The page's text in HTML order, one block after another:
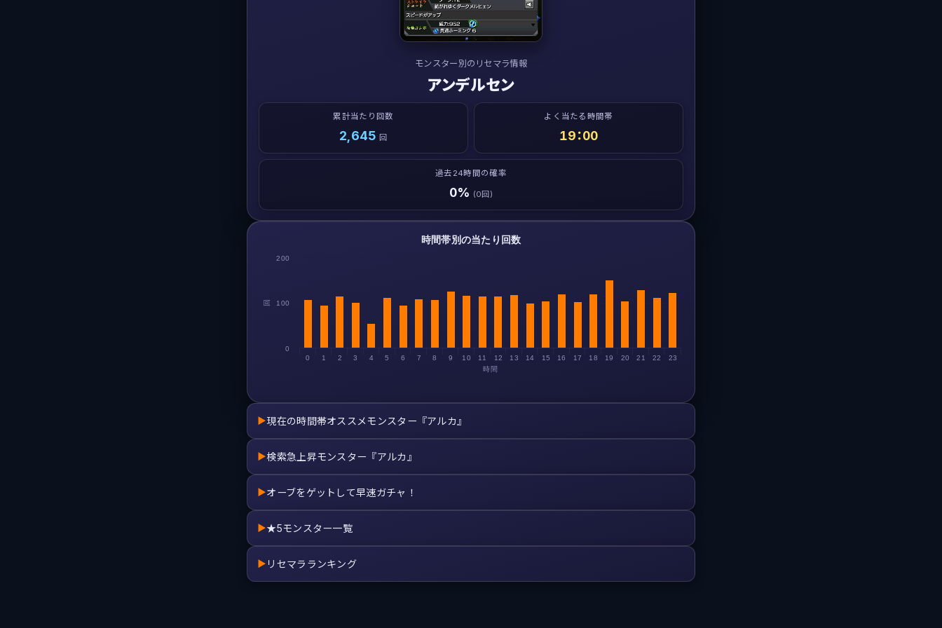
モンスター別のリセマラ情報
アンデルセン
累計当たり回数
2,645 回
よく当たる時間帯
19：00
過去24時間の確率
0% (0回)
時間
回
時間帯別の当たり回数
0 1 2 3 4 5 6 7 8 9 10 11 12 13 14 15 16 17 18 19 20 21 22 23
0
100
200
▶現在の時間帯オススメモンスター『アルカ』
▶検索急上昇モンスター『アルカ』
▶オーブをゲットして早速ガチャ！
▶★5モンスター一覧
▶ リセマラランキング